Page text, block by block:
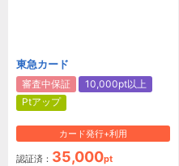
東急カード
審査中保証
10,000pt以上
Ptアップ
カード発行+利用
認証済： 35,000pt